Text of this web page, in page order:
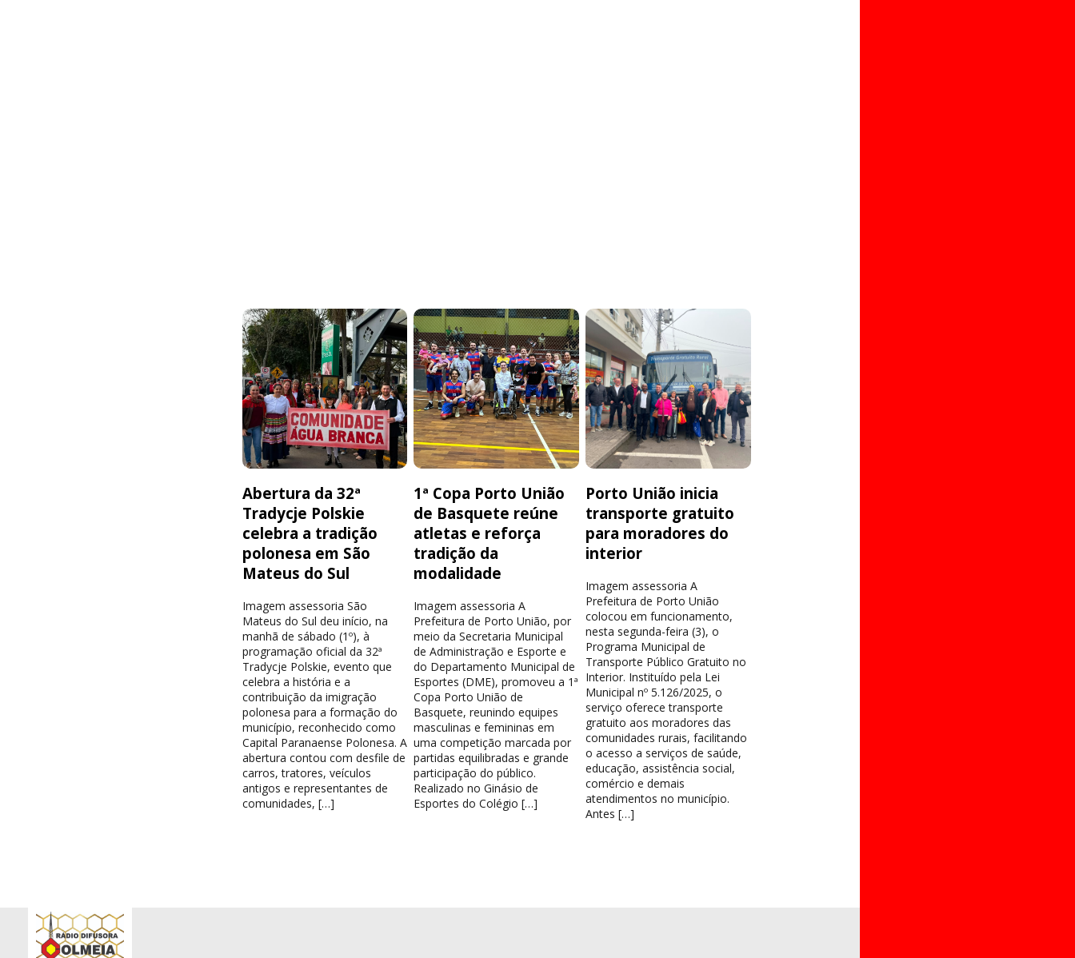
Abertura da 32ª
Tradycje Polskie
celebra a tradição
polonesa em São
Mateus do Sul
Imagem assessoria São
Mateus do Sul deu início, na
manhã de sábado (1º), à
programação oficial da 32ª
Tradycje Polskie, evento que
celebra a história e a
contribuição da imigração
polonesa para a formação do
município, reconhecido como
Capital Paranaense Polonesa. A
abertura contou com desfile de
carros, tratores, veículos
antigos e representantes de
comunidades, […]
1ª Copa Porto União
de Basquete reúne
atletas e reforça
tradição da
modalidade
Imagem assessoria A
Prefeitura de Porto União, por
meio da Secretaria Municipal
de Administração e Esporte e
do Departamento Municipal de
Esportes (DME), promoveu a 1ª
Copa Porto União de
Basquete, reunindo equipes
masculinas e femininas em
uma competição marcada por
partidas equilibradas e grande
participação do público.
Realizado no Ginásio de
Esportes do Colégio […]
Porto União inicia
transporte gratuito
para moradores do
interior
Imagem assessoria A
Prefeitura de Porto União
colocou em funcionamento,
nesta segunda-feira (3), o
Programa Municipal de
Transporte Público Gratuito no
Interior. Instituído pela Lei
Municipal nº 5.126/2025, o
serviço oferece transporte
gratuito aos moradores das
comunidades rurais, facilitando
o acesso a serviços de saúde,
educação, assistência social,
comércio e demais
atendimentos no município.
Antes […]